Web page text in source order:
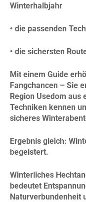
Winterhalbjahr
• die passenden
• die sichersten
Mit einem Guide
Fangchancen – Sie
Region Usedom aus
Techniken kennen
sicheres
Ergebnis gleich:
begeistert.
Winterliches
bedeutet
Naturverbundenheit